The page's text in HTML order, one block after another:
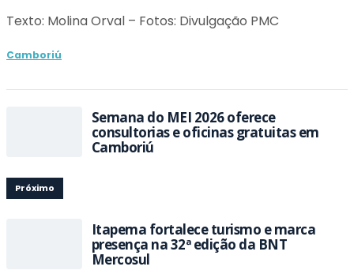
Texto: Molina Orval – Fotos: Divulgação PMC
Camboriú
Semana do MEI 2026 oferece
consultorias e oficinas gratuitas em
Camboriú
Próximo
Itapema fortalece turismo e marca
presença na 32ª edição da BNT
Mercosul